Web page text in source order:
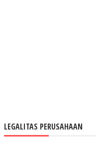
LEGALITAS PERUSAHAAN